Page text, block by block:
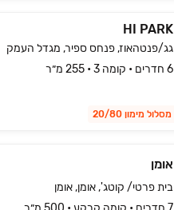
HI PARK
גג/פנטהאוז, פנחס ספיר, מגדל העמק
6 חדרים • קומה 3 • 255 מ״ר
מסלול מימון 20/80
אומן
בית פרטי/ קוטג', אומן, אומן